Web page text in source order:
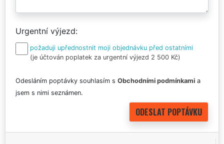
Urgentní výjezd
požaduji upřednostnit moji objednávku před ostatními
(je účtován poplatek za urgentní výjezd 2 500 Kč)
Odesláním poptávky souhlasím s Obchodními podmínkami a
jsem s nimi seznámen.